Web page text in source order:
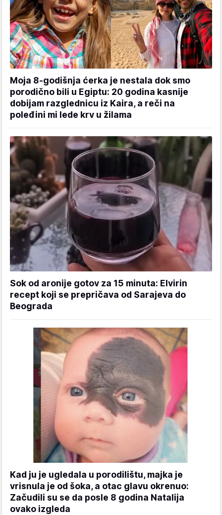
Moja 8-godišnja ćerka je nestala dok smo
porodično bili u Egiptu: 20 godina kasnije
dobijam razglednicu iz Kaira, a reči na
poleđini mi lede krv u žilama
Sok od aronije gotov za 15 minuta: Elvirin
recept koji se prepričava od Sarajeva do
Beograda
Kad ju je ugledala u porodilištu, majka je
vrisnula je od šoka, a otac glavu okrenuo:
Začudili su se da posle 8 godina Natalija
ovako izgleda